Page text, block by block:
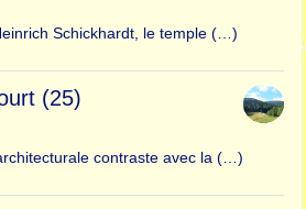
Schickhardt, le temple (…)
(25)
contraste avec la (…)